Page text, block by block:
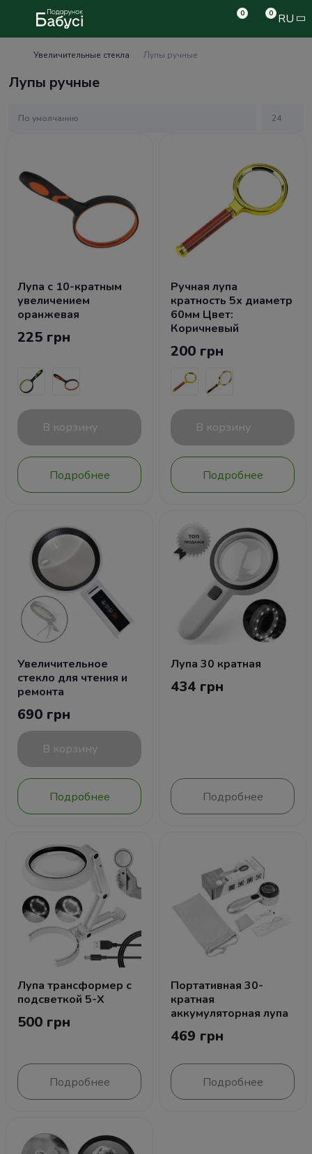
0 0 RU
Увеличительные стекла Лупы ручные
Лупы ручные
Лупа с 10-кратным
увеличением
оранжевая
225 грн
В корзину
Подробнее
Ручная лупа
кратность 5х диаметр
60мм Цвет:
Коричневый
200 грн
В корзину
Подробнее
Увеличительное
стекло для чтения и
ремонта
690 грн
В корзину
Подробнее
Лупа 30 кратная
434 грн
Подробнее
Лупа трансформер с
подсветкой 5-X
500 грн
Подробнее
Портативная 30-
кратная
аккумуляторная лупа
469 грн
Подробнее